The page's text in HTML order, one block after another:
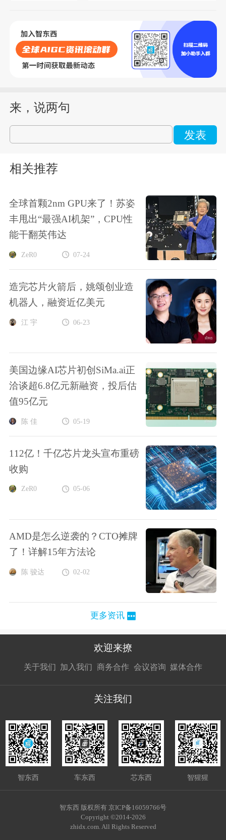
来，说两句
发表
相关推荐
全球首颗2nm GPU来了！苏姿
丰甩出“最强AI机架”，CPU性
能干翻英伟达
ZeR0 07-24
造完芯片火箭后，姚颂创业造
机器人，融资近亿美元
江 宇 06-23
美国边缘AI芯片初创SiMa.ai正
洽谈超6.8亿元新融资，投后估
值95亿元
陈 佳 05-19
112亿！千亿芯片龙头宣布重磅
收购
ZeR0 05-06
AMD是怎么逆袭的？CTO摊牌
了！详解15年方法论
陈 骏达 02-02
更多资讯
欢迎来撩
关于我们 加入我们
接扔简历
商务合作
接开聊
会议咨询 媒体合作
接开聊
关注我们
智东西 车东西 芯东西 智猩猩
智东西 版权所有 京ICP备16059766号
Copyright ©2014-2026
zhidx.com. All Rights Reserved